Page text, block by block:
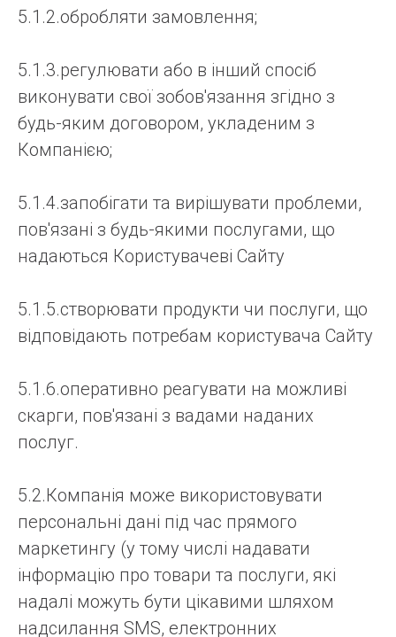
5.1.2.обробляти замовлення;
5.1.3.регулювати або в інший спосіб
виконувати свої зобов'язання згідно з
будь-яким договором, укладеним з
Компанією;
5.1.4.запобігати та вирішувати проблеми,
пов'язані з будь-якими послугами, що
надаються Користувачеві Сайту
5.1.5.створювати продукти чи послуги, що
відповідають потребам користувача Сайту
5.1.6.оперативно реагувати на можливі
скарги, пов'язані з вадами наданих
послуг.
5.2.Компанія може використовувати
персональні дані під час прямого
маркетингу (у тому числі надавати
інформацію про товари та послуги, які
надалі можуть бути цікавими шляхом
надсилання SMS, електронних